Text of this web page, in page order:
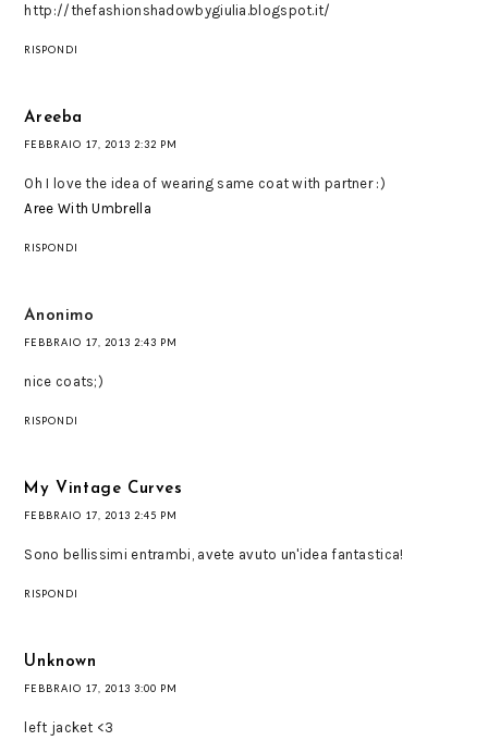
http://thefashionshadowbygiulia.blogspot.it/
RISPONDI
Areeba
FEBBRAIO 17, 2013 2:32 PM
Oh I love the idea of wearing same coat with partner :)
Aree With Umbrella
RISPONDI
Anonimo
FEBBRAIO 17, 2013 2:43 PM
nice coats;)
RISPONDI
My Vintage Curves
FEBBRAIO 17, 2013 2:45 PM
Sono bellissimi entrambi, avete avuto un'idea fantastica!
RISPONDI
Unknown
FEBBRAIO 17, 2013 3:00 PM
left jacket <3